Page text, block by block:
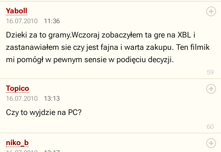
16.07.2010 11:36
59
Yaboll
Dzieki za to gramy.Wczoraj zobaczyłem ta gre na XBL i
zastanawiałem sie czy jest fajna i warta zakupu. Ten filmik
mi pomógł w pewnym sensie w podięciu decyzji.
16.07.2010 13:13
60
Topico
Czy to wyjdzie na PC?
niko_b